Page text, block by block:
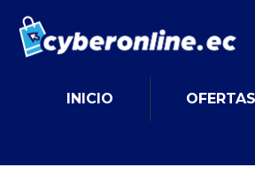
INICIO OFERTAS